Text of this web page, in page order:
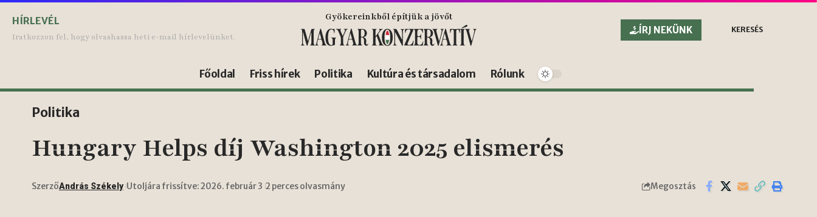
HÍRLEVÉL
Iratkozzon fel, hogy olvashassa heti e-mail hírlevelünket.
Gyökereinkből építjük a jövőt
ÍRJ NEKÜNK
KERESÉS
Főoldal Friss hírek Politika Kultúra és társadalom Rólunk
Politika
Hungary Helps díj Washington 2025 elismerés
SzerzőAndrás Székely Utoljára frissítve: 2026. február 3 2 perces olvasmány Megosztás